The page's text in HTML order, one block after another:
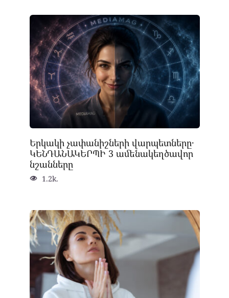
Երկակի չափանիշների վարպետները․
ԿԵՆԴԱՆԱԿԵՐՊԻ 3 ամենակեղծավոր
նշանները
1.2k.